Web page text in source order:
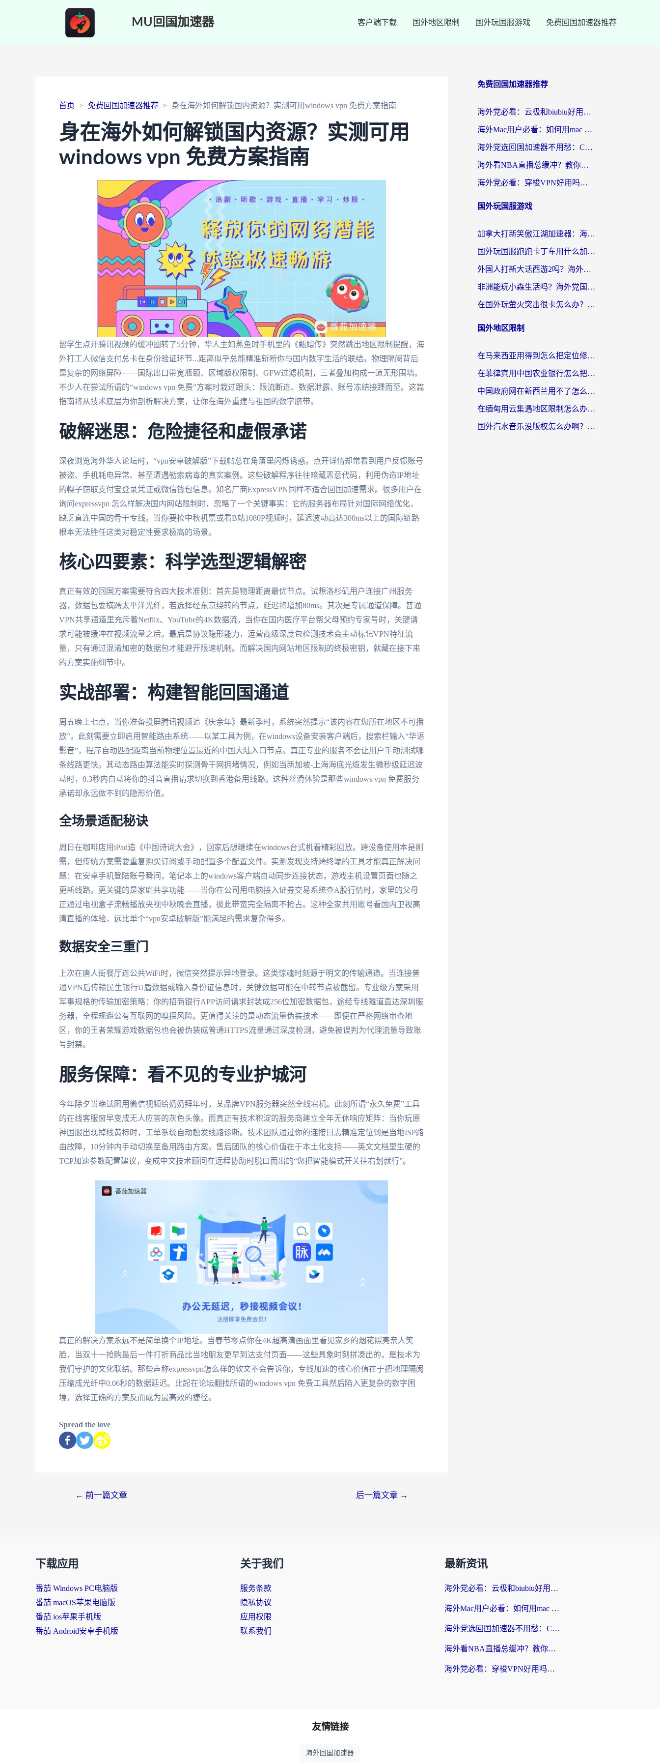
MU回国加速器 客户端下载 国外地区限制 国外玩国服游戏 免费回国加速器推荐
首页 免费回国加速器推荐 身在海外如何解锁国内资源？实测可用windows vpn 免费方案指南
身在海外如何解锁国内资源？实测可用
windows vpn 免费方案指南
留学生点开腾讯视频的缓冲圈转了5分钟，华人主妇蒸鱼时手机里的《甄嬛传》突然跳出地区限制提醒，海
外打工人微信支付总卡在身份验证环节...距离似乎总能精准斩断你与国内数字生活的联结。物理隔阂背后
是复杂的网络屏障——国际出口带宽瓶颈、区域版权限制、GFW过滤机制，三者叠加构成一道无形围墙。
不少人在尝试所谓的“windows vpn 免费”方案时栽过跟头：限流断连、数据泄露、账号冻结接踵而至。这篇
指南将从技术底层为你剖析解决方案，让你在海外重建与祖国的数字脐带。
破解迷思：危险捷径和虚假承诺
深夜浏览海外华人论坛时，“vpn安卓破解版”下载帖总在角落里闪烁诱惑。点开详情却常看到用户反馈账号
被盗、手机耗电异常、甚至遭遇勒索病毒的真实案例。这些破解程序往往暗藏恶意代码，利用伪造IP地址
的幌子窃取支付宝登录凭证或微信钱包信息。知名厂商ExpressVPN同样不适合回国加速需求。很多用户在
询问expressvpn 怎么样解决国内网站限制时，忽略了一个关键事实：它的服务器布局针对国际网络优化，
缺乏直连中国的骨干专线。当你要抢中秋机票或看B站1080P视频时，延迟波动高达300ms以上的国际链路
根本无法胜任这类对稳定性要求极高的场景。
核心四要素：科学选型逻辑解密
真正有效的回国方案需要符合四大技术准则：首先是物理距离最优节点。试想洛杉矶用户连接广州服务
器，数据包要横跨太平洋光纤，若选择经东京绕转的节点，延迟将增加80ms。其次是专属通道保障。普通
VPN共享通道里充斥着Netflix、YouTube的4K数据流，当你在国内医疗平台帮父母预约专家号时，关键请
求可能被缓冲在视频流量之后。最后是协议隐形能力，运营商级深度包检测技术会主动标记VPN特征流
量，只有通过混淆加密的数据包才能避开限速机制。而解决国内网站地区限制的终极密钥，就藏在接下来
的方案实施细节中。
实战部署：构建智能回国通道
周五晚上七点，当你准备投屏腾讯视频追《庆余年》最新季时，系统突然提示“该内容在您所在地区不可播
放”。此刻需要立即启用智能路由系统——以某工具为例，在windows设备安装客户端后，搜索栏输入“华语
影音”，程序自动匹配距离当前物理位置最近的中国大陆入口节点。真正专业的服务不会让用户手动测试哪
条线路更快。其动态路由算法能实时探测骨干网拥堵情况，例如当新加坡-上海海底光缆发生微秒级延迟波
动时，0.3秒内自动将你的抖音直播请求切换到香港备用线路。这种丝滑体验是那些windows vpn 免费服务
承诺却永远做不到的隐形价值。
全场景适配秘诀
周日在咖啡店用iPad追《中国诗词大会》，回家后想继续在windows台式机看精彩回放。跨设备使用本是刚
需，但传统方案需要重复购买订阅或手动配置多个配置文件。实测发现支持跨终端的工具才能真正解决问
题：在安卓手机登陆账号瞬间，笔记本上的windows客户端自动同步连接状态，游戏主机设置页面也随之
更新线路。更关键的是家庭共享功能——当你在公司用电脑接入证券交易系统查A股行情时，家里的父母
正通过电视盒子流畅播放央视中秋晚会直播，彼此带宽完全隔离不抢占。这种全家共用账号看国内卫视高
清直播的体验，远比单个“vpn安卓破解版”能满足的需求复杂得多。
数据安全三重门
上次在唐人街餐厅连公共WiFi时，微信突然提示异地登录。这类惊魂时刻源于明文的传输通道。当连接普
通VPN后传输民生银行U盾数据或输入身份证信息时，关键数据可能在中转节点被截留。专业级方案采用
军事规格的传输加密策略：你的招商银行APP访问请求封装成256位加密数据包，途经专线隧道直达深圳服
务器，全程规避公有互联网的嗅探风险。更值得关注的是动态流量伪装技术——即便在严格网络审查地
区，你的王者荣耀游戏数据包也会被伪装成普通HTTPS流量通过深度检测，避免被误判为代理流量导致账
号封禁。
服务保障：看不见的专业护城河
今年除夕当晚试图用微信视频给奶奶拜年时，某品牌VPN服务器突然全线宕机。此刻所谓“永久免费”工具
的在线客服窗早变成无人应答的灰色头像。而真正有技术积淀的服务商建立全年无休响应矩阵：当你玩原
神国服出现掉线黄标时，工单系统自动触发线路诊断。技术团队通过你的连接日志精准定位到是当地ISP路
由故障，10分钟内手动切换至备用路由方案。售后团队的核心价值在于本土化支持——英文文档里生硬的
TCP加速参数配置建议，变成中文技术顾问在远程协助时脱口而出的“您把智能模式开关往右划就行”。
真正的解决方案永远不是简单换个IP地址。当春节零点你在4K超高清画面里看见家乡的烟花照亮亲人笑
脸，当双十一抢购最后一件打折商品比当地朋友更早到达支付页面——这些具象时刻拼凑出的，是技术为
我们守护的文化联结。那些声称expressvpn怎么样的软文不会告诉你，专线加速的核心价值在于把地理隔阂
压缩成光纤中0.06秒的数据延迟。比起在论坛翻找所谓的windows vpn 免费工具然后陷入更复杂的数字困
境，选择正确的方案反而成为最高效的捷径。
Spread the love
← 前一篇文章 后一篇文章 →
免费回国加速器推荐
海外党必看：云极和biubiu好用吗？3步选对回国加速器，无缝刷国内剧玩手游
海外Mac用户必看：如何用mac vpn回国实现无缝刷国内剧玩国服？
海外党选回国加速器不用愁：ChickCN和SpeedCN好用吗？实测对比+避坑指南
海外看NBA直播总缓冲？教你选对回国加速器，无缝看球还能刷国内剧
海外党必看：穿梭VPN好用吗？和lightVPN对比哪个回国效果更好？附真实体验与选择指南
国外玩国服游戏
加拿大打新笑傲江湖加速器：海外党告别延迟卡顿的实用指南
国外玩国服跑跑卡丁车用什么加速器最好？2026真实玩家亲测避坑指南
外国人打新大话西游2吗？海外玩家畅玩国服游戏的终极加速器指南
非洲能玩小森生活吗？海外党国服游戏加速器终极指南（附阿根廷CF手游帕斯卡契约解决方案）
在国外玩萤火突击很卡怎么办？老玩家亲测有效的加速器选择指南
国外地区限制
在马来西亚用得到怎么把定位修改到中国国内？留学生亲测有效的追剧看片攻略
在菲律宾用中国农业银行怎么把定位修改到中国国内？海外华人必看的数字生活解决方案
中国政府网在新西兰用不了怎么办？海外华人追剧看新闻的实用指南
在缅甸用云集遇地区限制怎么办？海外党亲测有效解决方案来了！
国外汽水音乐没版权怎么办啊？留学生亲测有效的回国加速攻略
下载应用
番茄 Windows PC电脑版
番茄 macOS苹果电脑版
番茄 ios苹果手机版
番茄 Android安卓手机版
关于我们
服务条款
隐私协议
应用权限
联系我们
最新资讯
海外党必看：云极和biubiu好用吗？3步选对回国加速器，无缝刷国内剧玩手游
海外Mac用户必看：如何用mac vpn回国实现无缝刷国内剧玩国服？
海外党选回国加速器不用愁：ChickCN和SpeedCN好用吗？实测对比+避坑指南
海外看NBA直播总缓冲？教你选对回国加速器，无缝看球还能刷国内剧
海外党必看：穿梭VPN好用吗？和lightVPN对比哪个回国效果更好？附真实体验与选择指南
友情链接
海外回国加速器